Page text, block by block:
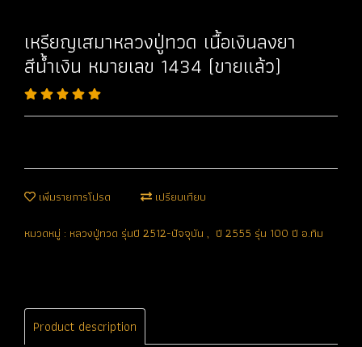
เหรียญเสมาหลวงปู่ทวด เนื้อเงินลงยา
สีน้ำเงิน หมายเลข 1434 (ขายแล้ว)
เพิ่มรายการโปรด เปรียบเทียบ
หมวดหมู่ : หลวงปู่ทวด รุ่นปี 2512-ปัจจุบัน , ปี 2555 รุ่น 100 ปี อ.ทิม
Product description